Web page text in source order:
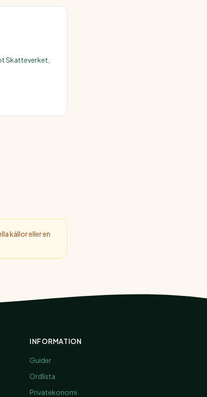
Skatteverket,
källor eller en
INFORMATION
Guider
Ordlista
Privatekonomi